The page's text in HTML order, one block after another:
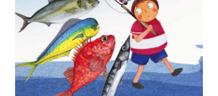
DETALLS